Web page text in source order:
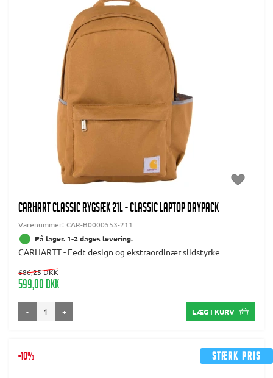
CARHART CLASSIC RYGSÆK 21L - CLASSIC LAPTOP DAYPACK
Varenummer: CAR-B0000553-211
På lager. 1-2 dages levering.
CARHARTT - Fedt design og ekstraordinær slidstyrke
686,25 DKK
599,00 DKK
- + LÆG I KURV
Stærk pris
-10%